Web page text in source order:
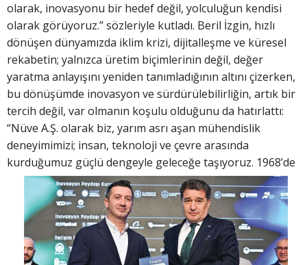
olarak, inovasyonu bir hedef değil, yolculuğun kendisi
olarak görüyoruz.” sözleriyle kutladı. Beril İzgin, hızlı
dönüşen dünyamızda iklim krizi, dijitalleşme ve küresel
rekabetin; yalnızca üretim biçimlerinin değil, değer
yaratma anlayışını yeniden tanımladığının altını çizerken,
bu dönüşümde inovasyon ve sürdürülebilirliğin, artık bir
tercih değil, var olmanın koşulu olduğunu da hatırlattı:
“Nüve A.Ş. olarak biz, yarım asrı aşan mühendislik
deneyimimizi; insan, teknoloji ve çevre arasında
kurduğumuz güçlü dengeyle geleceğe taşıyoruz. 1968’de